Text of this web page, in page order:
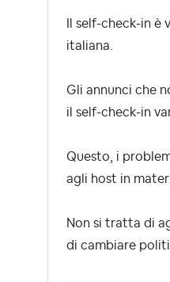
Il self-check-in
italiana.
Gli annunci che
il self-check-in
Questo, i
agli host in
Non si tratta di
di cambiare